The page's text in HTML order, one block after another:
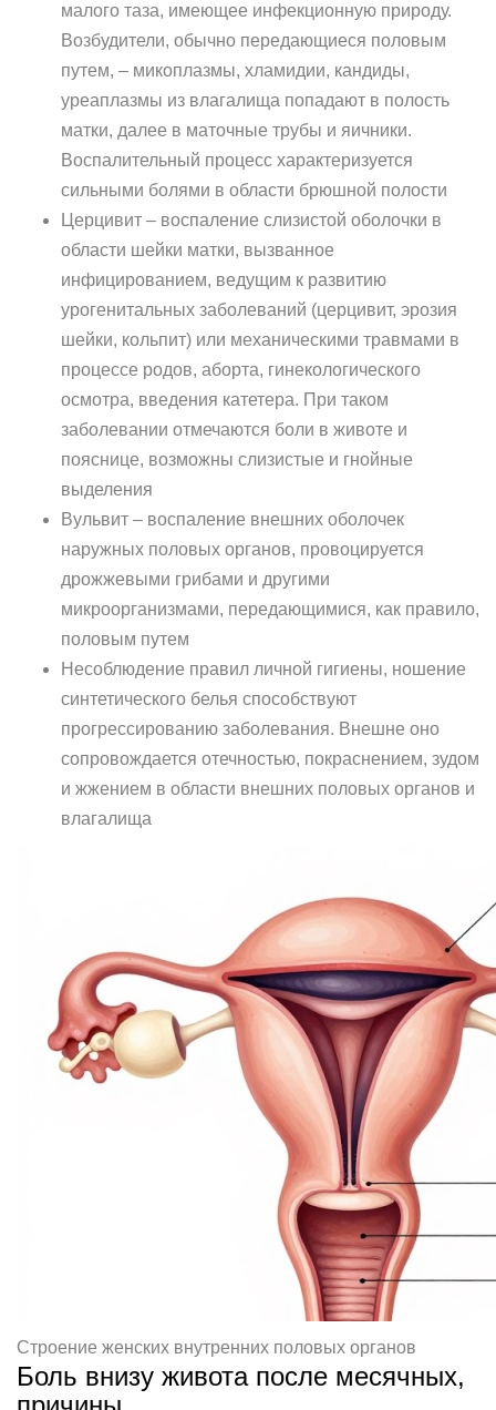
малого таза, имеющее инфекционную природу.
Возбудители, обычно передающиеся половым
путем, – микоплазмы, хламидии, кандиды,
уреаплазмы из влагалища попадают в полость
матки, далее в маточные трубы и яичники.
Воспалительный процесс характеризуется
сильными болями в области брюшной полости
Церцивит – воспаление слизистой оболочки в
области шейки матки, вызванное
инфицированием, ведущим к развитию
урогенитальных заболеваний (церцивит, эрозия
шейки, кольпит) или механическими травмами в
процессе родов, аборта, гинекологического
осмотра, введения катетера. При таком
заболевании отмечаются боли в животе и
пояснице, возможны слизистые и гнойные
выделения
Вульвит – воспаление внешних оболочек
наружных половых органов, провоцируется
дрожжевыми грибами и другими
микроорганизмами, передающимися, как правило,
половым путем
Несоблюдение правил личной гигиены, ношение
синтетического белья способствуют
прогрессированию заболевания. Внешне оно
сопровождается отечностью, покраснением, зудом
и жжением в области внешних половых органов и
влагалища
Строение женских внутренних половых органов
Боль внизу живота после месячных,